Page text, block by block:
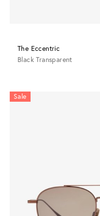
The Eccentric
Black Transparent
Sale